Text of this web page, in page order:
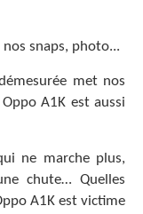
nos snaps, photo...
met nos
A1K est aussi
ne marche plus,
chute… Quelles
A1K est victime